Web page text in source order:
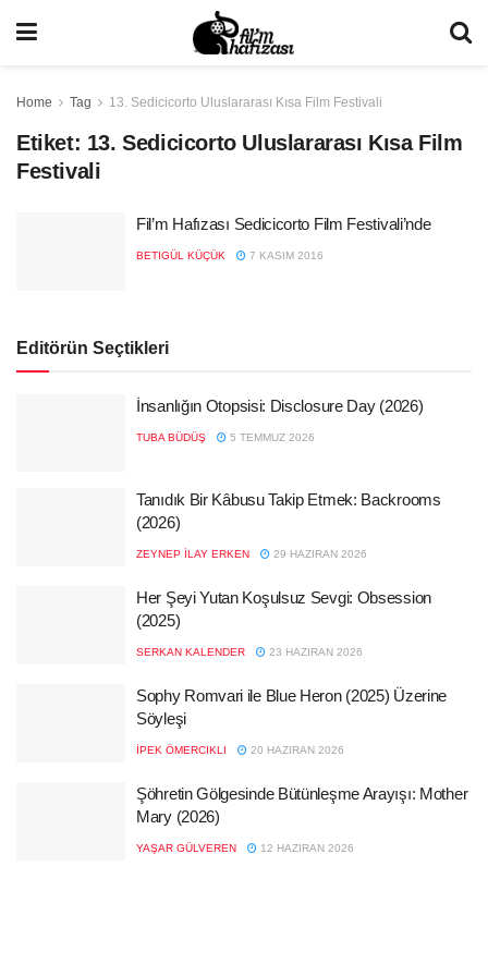
Home Tag 13. Sedicicorto Uluslararası Kısa Film Festivali
Etiket: 13. Sedicicorto Uluslararası Kısa Film
Festivali
Fil’m Hafızası Sedicicorto Film Festivali’nde
BETIGÜL KÜÇÜK 7 KASIM 2016
Editörün Seçtikleri
İnsanlığın Otopsisi: Disclosure Day (2026)
TUBA BÜDÜŞ 5 TEMMUZ 2026
Tanıdık Bir Kâbusu Takip Etmek: Backrooms
(2026)
ZEYNEP İLAY ERKEN 29 HAZIRAN 2026
Her Şeyi Yutan Koşulsuz Sevgi: Obsession
(2025)
SERKAN KALENDER 23 HAZIRAN 2026
Sophy Romvari ile Blue Heron (2025) Üzerine
Söyleşi
İPEK ÖMERCIKLI 20 HAZIRAN 2026
Şöhretin Gölgesinde Bütünleşme Arayışı: Mother
Mary (2026)
YAŞAR GÜLVEREN 12 HAZIRAN 2026